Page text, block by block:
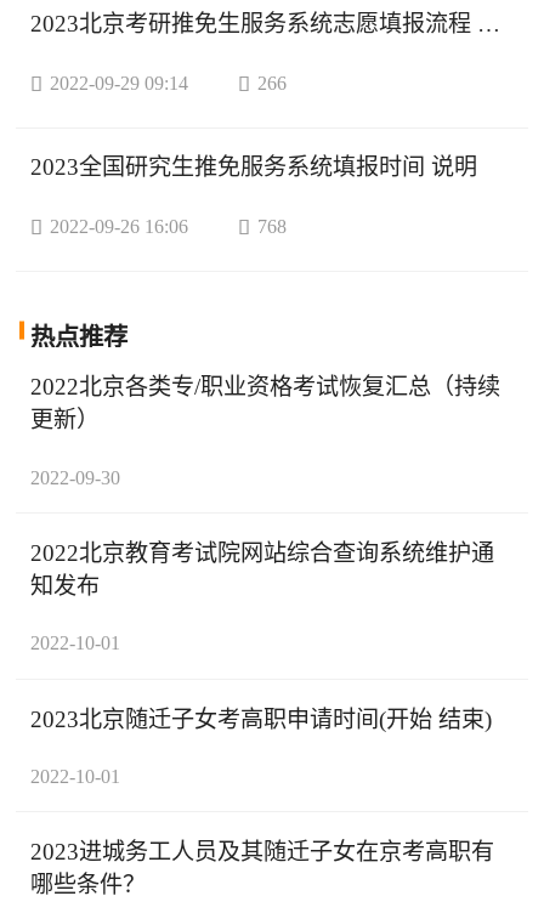
2023北京考研推免生服务系统志愿填报流程 条件
 2022-09-29 09:14  266
2023全国研究生推免服务系统填报时间 说明
 2022-09-26 16:06  768
热点推荐
2022北京各类专/职业资格考试恢复汇总（持续
更新）
2022-09-30
2022北京教育考试院网站综合查询系统维护通
知发布
2022-10-01
2023北京随迁子女考高职申请时间(开始 结束)
2022-10-01
2023进城务工人员及其随迁子女在京考高职有
哪些条件？